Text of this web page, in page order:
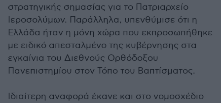
στρατηγικής σημασίας για το Πατριαρχείο
Ιεροσολύμων. Παράλληλα, υπενθύμισε ότι η
Ελλάδα ήταν η μόνη χώρα που εκπροσωπήθηκε
με ειδικό απεσταλμένο της κυβέρνησης στα
εγκαίνια του Διεθνούς Ορθόδοξου
Πανεπιστημίου στον Τόπο του Βαπτίσματος.
Ιδιαίτερη αναφορά έκανε και στο νομοσχέδιο